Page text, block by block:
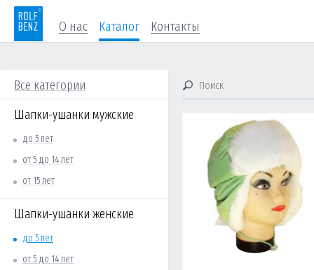
О нас Каталог Контакты
Все категории
Шапки-ушанки мужские
до 5 лет
от 5 до 14 лет
от 15 лет
Шапки-ушанки женские
до 5 лет
от 5 до 14 лет